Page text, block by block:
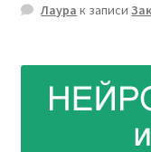
Лаура к записи